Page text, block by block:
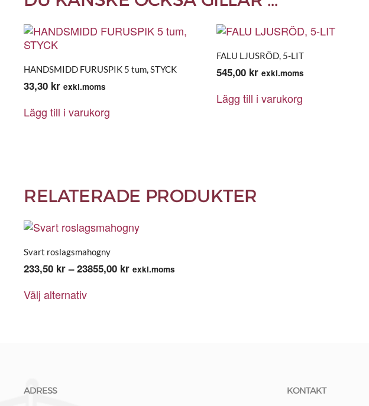
HANDSMIDD FURUSPIK 5 tum, STYCK
33,30 kr exkl.moms
Lägg till i varukorg
FALU LJUSRÖD, 5-LIT
545,00 kr exkl.moms
Lägg till i varukorg
RELATERADE PRODUKTER
Svart roslagsmahogny
233,50 kr – 23855,00 krPrisintervall:
exkl.moms
Välj alternativhär
ADRESS KONTAKT